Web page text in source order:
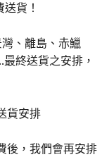
貨！
、離島、赤鱲
終送貨之安排，
貨安排
後，我們會再安排